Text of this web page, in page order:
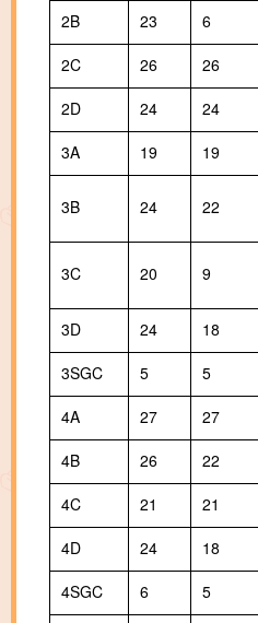
2B
23 6
2C
26 26
2D
24 24
3A
19 19
3B 24 22
3C 20 9
3D
24 18
3SGC
5 5
4A
27 27
4B
26 22
4C
21 21
4D
24 18
4SGC
6 5